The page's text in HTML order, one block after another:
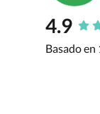
4.9
Basado en